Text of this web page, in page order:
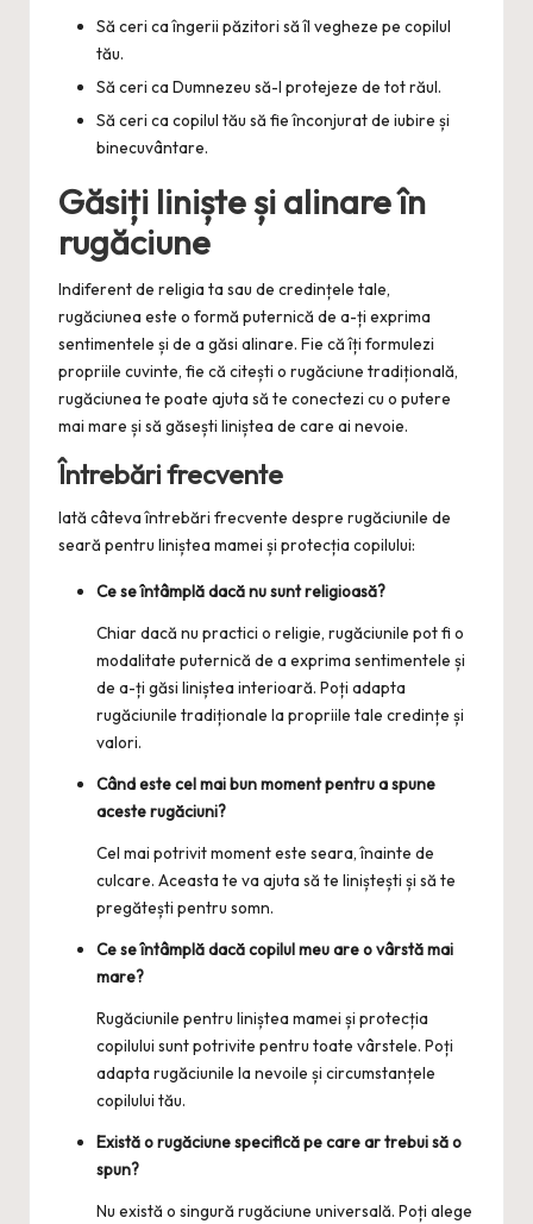
Să ceri ca îngerii păzitori să îl vegheze pe copilul
tău.
Să ceri ca Dumnezeu să-l protejeze de tot răul.
Să ceri ca copilul tău să fie înconjurat de iubire și
binecuvântare.
Găsiți liniște și alinare în
rugăciune
Indiferent de religia ta sau de credințele tale,
rugăciunea este o formă puternică de a-ți exprima
sentimentele și de a găsi alinare. Fie că îți formulezi
propriile cuvinte, fie că citești o rugăciune tradițională,
rugăciunea te poate ajuta să te conectezi cu o putere
mai mare și să găsești liniștea de care ai nevoie.
Întrebări frecvente
Iată câteva întrebări frecvente despre rugăciunile de
seară pentru liniștea mamei și protecția copilului:
Ce se întâmplă dacă nu sunt religioasă?
Chiar dacă nu practici o religie, rugăciunile pot fi o
modalitate puternică de a exprima sentimentele și
de a-ți găsi liniștea interioară. Poți adapta
rugăciunile tradiționale la propriile tale credințe și
valori.
Când este cel mai bun moment pentru a spune
aceste rugăciuni?
Cel mai potrivit moment este seara, înainte de
culcare. Aceasta te va ajuta să te liniștești și să te
pregătești pentru somn.
Ce se întâmplă dacă copilul meu are o vârstă mai
mare?
Rugăciunile pentru liniștea mamei și protecția
copilului sunt potrivite pentru toate vârstele. Poți
adapta rugăciunile la nevoile și circumstanțele
copilului tău.
Există o rugăciune specifică pe care ar trebui să o
spun?
Nu există o singură rugăciune universală. Poți alege